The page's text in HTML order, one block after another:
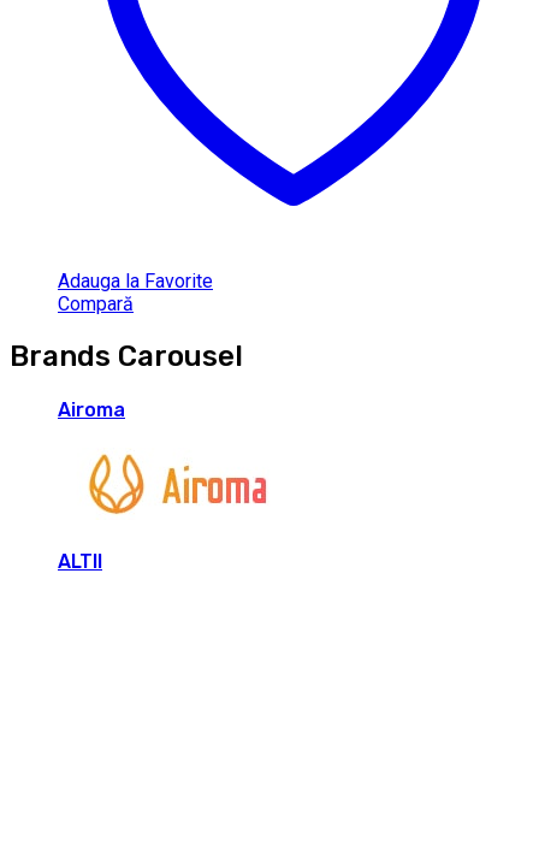
Adauga la Favorite
Compară
Brands Carousel
Airoma
ALTII